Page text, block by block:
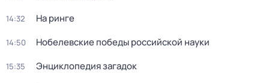
14:32 На ринге
14:50 Нобелевские победы российской науки
15:35 Энциклопедия загадок